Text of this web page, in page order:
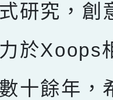
研究，創
於Xoops
十餘年，